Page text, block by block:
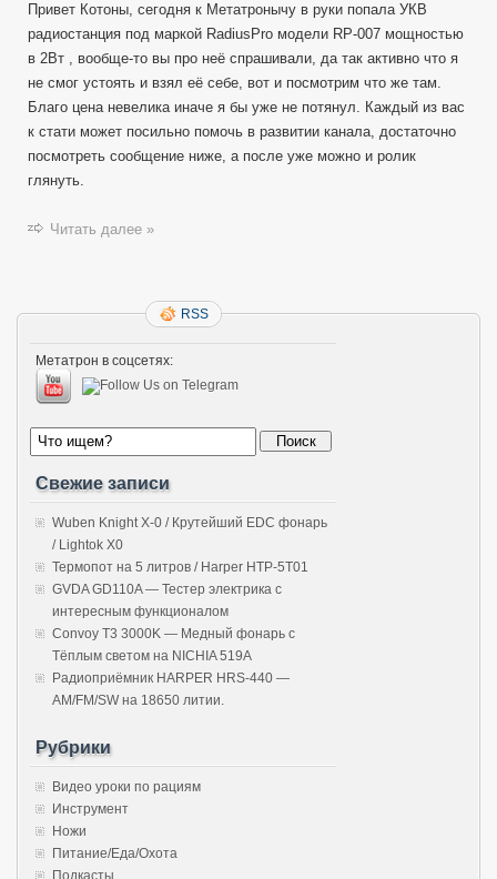
Привет Котоны, сегодня к Метатронычу в руки попала УКВ
радиостанция под маркой RadiusPro модели RP-007 мощностью
в 2Вт , вообще-то вы про неё спрашивали, да так активно что я
не смог устоять и взял её себе, вот и посмотрим что же там.
Благо цена невелика иначе я бы уже не потянул. Каждый из вас
к стати может посильно помочь в развитии канала, достаточно
посмотреть сообщение ниже, а после уже можно и ролик
глянуть.
Читать далее »
RSS
Метатрон в соцсетях:
Свежие записи
Wuben Knight X-0 / Крутейший EDC фонарь
/ Lightok X0
Термопот на 5 литров / Harper HTP-5T01
GVDA GD110A — Тестер электрика с
интересным функционалом
Convoy T3 3000K — Медный фонарь с
Тёплым светом на NICHIA 519A
Радиоприёмник HARPER HRS-440 —
AM/FM/SW на 18650 литии.
Рубрики
Видео уроки по рациям
Инструмент
Ножи
Питание/Еда/Охота
Подкасты